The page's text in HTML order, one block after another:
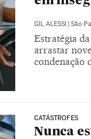
GIL ALESSI São
Estratégia
arrastar
condenação
CATÁSTROFES
Nunca